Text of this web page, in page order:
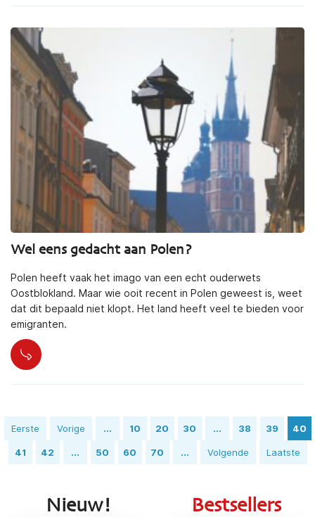
Wel eens gedacht aan Polen?
Polen heeft vaak het imago van een echt ouderwets
Oostblokland. Maar wie ooit recent in Polen geweest is, weet
dat dit bepaald niet klopt. Het land heeft veel te bieden voor
emigranten.
Eerste Vorige ... 10 20 30 ... 38 39 40
41 42 ... 50 60 70 ... Volgende Laatste
Nieuw! Bestsellers